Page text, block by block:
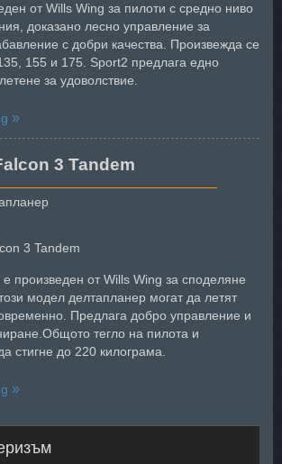
от Wills Wing за пилоти с средно ниво
доказано лесно управление за
с добри качества. Произвежда се
155 и 175. Sport2 предлага едно
за удоволствие.
3 Tandem
произведен от Wills Wing за споделяне
модел делтапланер могат да летят
Предлага добро управление и
тегло на пилота и
стигне до 220 килограма.